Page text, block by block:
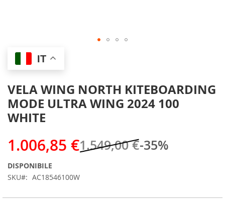
IT
VELA WING NORTH KITEBOARDING
MODE ULTRA WING 2024 100
WHITE
1.006,85 €1.549,00 €-35%
DISPONIBILE
SKU
AC18546100W
Skip
the
of
the
images
gallery